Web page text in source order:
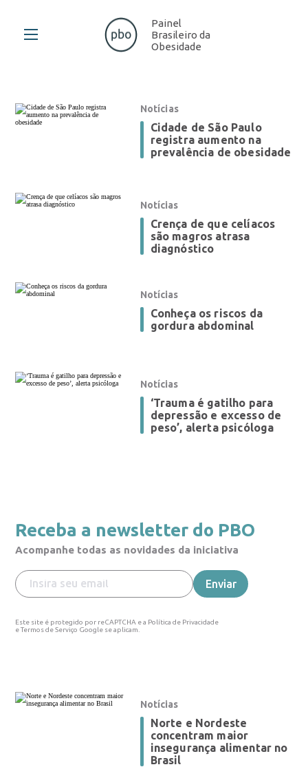
Painel
Brasileiro da
Obesidade
Notícias
Cidade de São Paulo
registra aumento na
prevalência de obesidade
Notícias
Crença de que celíacos
são magros atrasa
diagnóstico
Notícias
Conheça os riscos da
gordura abdominal
Notícias
‘Trauma é gatilho para
depressão e excesso de
peso’, alerta psicóloga
Receba a newsletter do PBO
Acompanhe todas as novidades da iniciativa
Este site é protegido por reCAPTCHA e a Política de Privacidade
e Termos de Serviço Google se aplicam.
Notícias
Norte e Nordeste
concentram maior
insegurança alimentar no
Brasil